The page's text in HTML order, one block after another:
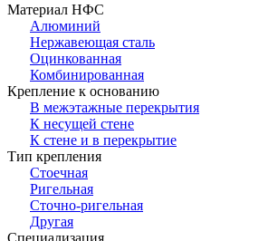
Материал НФС
Алюминий
Нержавеющая сталь
Оцинкованная
Комбинированная
Крепление к основанию
В межэтажные перекрытия
К несущей стене
К стене и в перекрытие
Тип крепления
Стоечная
Ригельная
Сточно-ригельная
Другая
Специализация